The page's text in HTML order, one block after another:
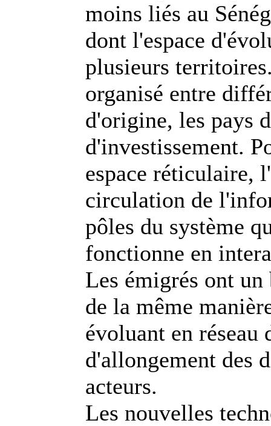
moins liés au
dont l'espace
plusieurs
organisé entre
d'origine, les pays
d'investissement.
espace réticulaire,
circulation de
pôles du système
fonctionne en
Les émigrés ont
de la même
évoluant en réseau
d'allongement des
acteurs.
Les nouvelles